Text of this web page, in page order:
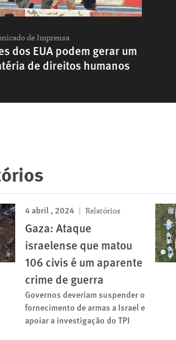
de Imprensa
dos EUA podem gerar um
de direitos humanos
4 abril , 2024 Relatórios
Gaza: Ataque
israelense que matou
106 civis é um aparente
crime de guerra
Governos deveriam suspender o
fornecimento de armas a Israel e
apoiar a investigação do TPI